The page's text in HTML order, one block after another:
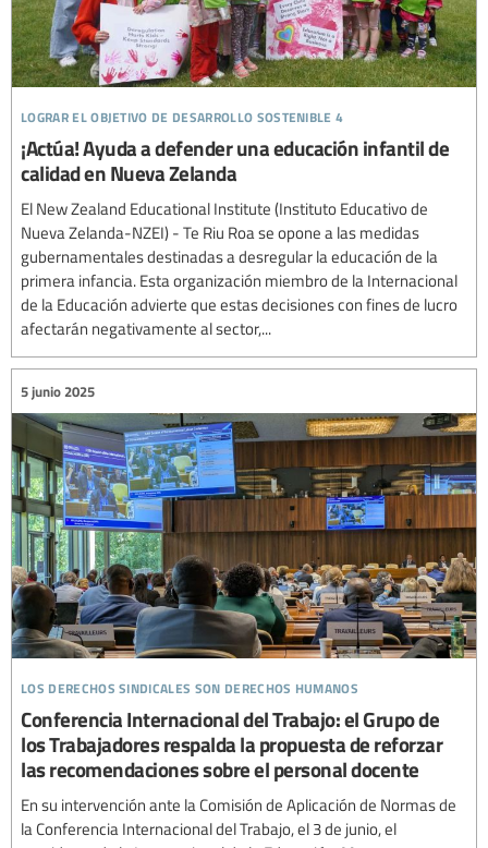
lograr el objetivo de desarrollo sostenible 4
¡Actúa! Ayuda a defender una educación infantil de
calidad en Nueva Zelanda
El New Zealand Educational Institute (Instituto Educativo de
Nueva Zelanda-NZEI) - Te Riu Roa se opone a las medidas
gubernamentales destinadas a desregular la educación de la
primera infancia. Esta organización miembro de la Internacional
de la Educación advierte que estas decisiones con fines de lucro
afectarán negativamente al sector,...
los derechos sindicales son derechos humanos
5 junio 2025
Conferencia Internacional del Trabajo: el Grupo de
los Trabajadores respalda la propuesta de reforzar
las recomendaciones sobre el personal docente
En su intervención ante la Comisión de Aplicación de Normas de
la Conferencia Internacional del Trabajo, el 3 de junio, el